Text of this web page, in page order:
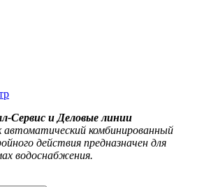
Сервис и Деловые линии
автоматический комбинированный
действия предназначен для
водоснабжения.